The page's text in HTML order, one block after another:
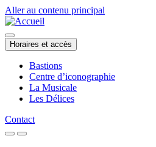
Aller au contenu principal
Horaires et accès
Bastions
Centre d’iconographie
La Musicale
Les Délices
Contact